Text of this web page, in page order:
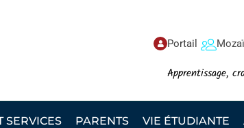
Portail
Apprentissage,
SERVICES PARENTS VIE ÉTUDIANTE